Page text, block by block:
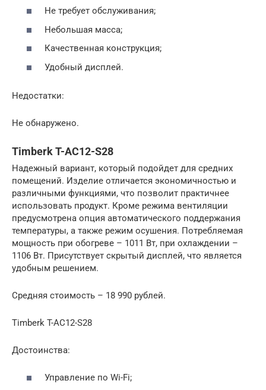
Не требует обслуживания;
Небольшая масса;
Качественная конструкция;
Удобный дисплей.
Недостатки:
Не обнаружено.
Timberk T-AC12-S28
Надежный вариант, который подойдет для средних
помещений. Изделие отличается экономичностью и
различными функциями, что позволит практичнее
использовать продукт. Кроме режима вентиляции
предусмотрена опция автоматического поддержания
температуры, а также режим осушения. Потребляемая
мощность при обогреве – 1011 Вт, при охлаждении –
1106 Вт. Присутствует скрытый дисплей, что является
удобным решением.
Средняя стоимость – 18 990 рублей.
Timberk T-AC12-S28
Достоинства:
Управление по Wi-Fi;